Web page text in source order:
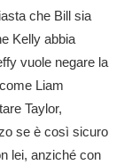
che Bill sia
Kelly abbia
vuole negare la
Liam
Taylor,
se è così sicuro
lei, anziché con